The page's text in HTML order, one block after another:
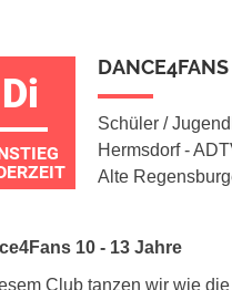
Di
Schüler /
Hermsdorf -
Alte
10 - 13 Jahre
Club tanzen wir wie